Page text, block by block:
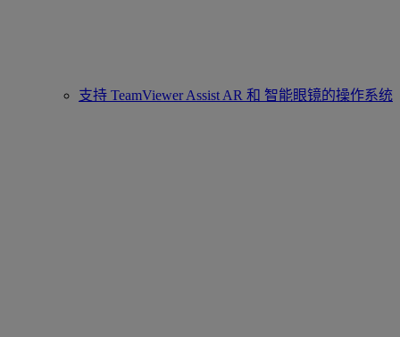
支持 TeamViewer Assist AR 和 智能眼镜的操作系统